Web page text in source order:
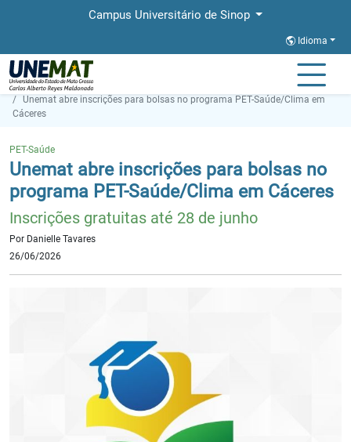
Campus Universitário de Sinop
Idioma
Página Inicial
Unemat abre inscrições para bolsas no programa PET-Saúde/Clima em
Cáceres
PET-Saúde
Unemat abre inscrições para bolsas no
programa PET-Saúde/Clima em Cáceres
Inscrições gratuitas até 28 de junho
Por Danielle Tavares
26/06/2026